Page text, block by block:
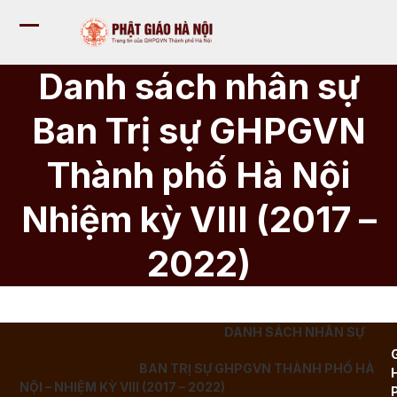
qua
nội
menu
động
menu
động
Danh sách nhân sự
Ban Trị sự GHPGVN
Thành phố Hà Nội
Nhiệm kỳ VIII (2017 –
2022)
DANH SÁCH NHÂN SỰ
BAN TRỊ SỰ GHPGVN THÀNH PHỐ HÀ
NỘI – NHIỆM KỲ VIII (2017 – 2022)